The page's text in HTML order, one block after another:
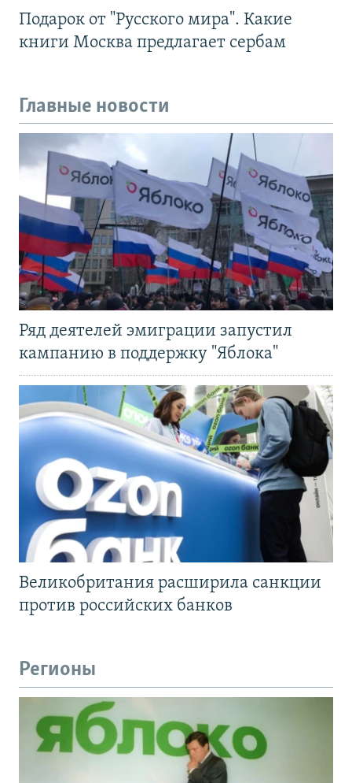
Подарок от "Русского мира". Какие
книги Москва предлагает сербам
Главные новости
Ряд деятелей эмиграции запустил
кампанию в поддержку "Яблока"
Великобритания расширила санкции
против российских банков
Регионы